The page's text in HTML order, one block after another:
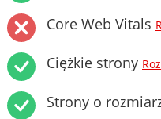
Core Web Vitals
Ciężkie strony
Strony o